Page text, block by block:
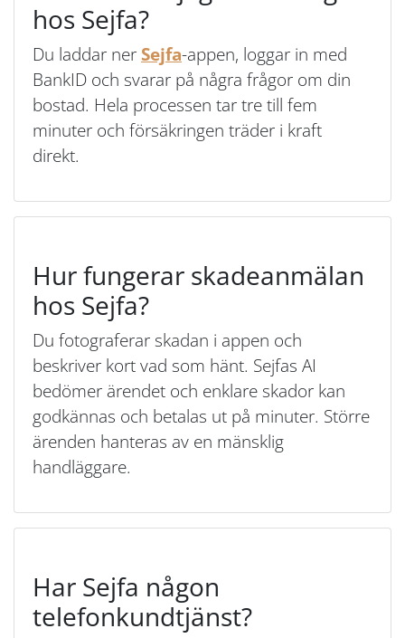
hos Sejfa?
Du laddar ner Sejfa-appen, loggar in med
BankID och svarar på några frågor om din
bostad. Hela processen tar tre till fem
minuter och försäkringen träder i kraft
direkt.
Hur fungerar skadeanmälan
hos Sejfa?
Du fotograferar skadan i appen och
beskriver kort vad som hänt. Sejfas AI
bedömer ärendet och enklare skador kan
godkännas och betalas ut på minuter. Större
ärenden hanteras av en mänsklig
handläggare.
Har Sejfa någon
telefonkundtjänst?